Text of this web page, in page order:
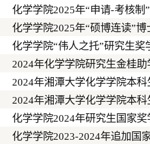
化学学院2025年“申请-考核
化学学院2025年“硕博连读”
化学学院“伟人之托”研究生奖
2024年化学学院研究生金桂
2024年湘潭大学化学学院本
2024年湘潭大学化学学院本
化学学院2024年研究生国家
化学学院2023-2024年追加国